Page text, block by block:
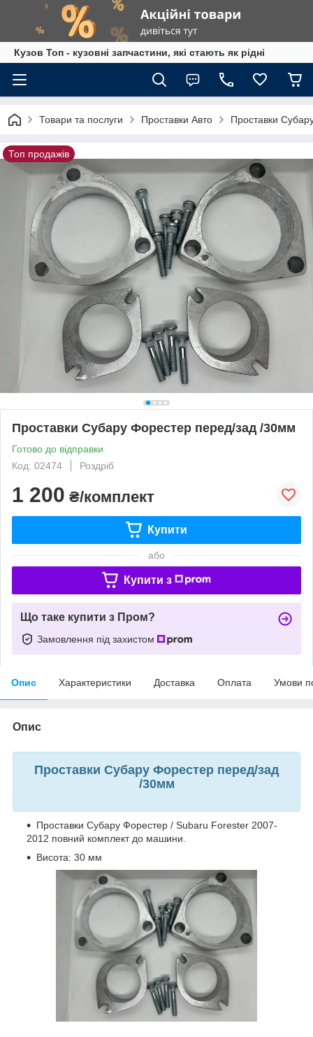
Кузов Топ - кузовні запчастини, які стають як рідні
Товари та послуги Проставки Авто Проставки
Топ продажів
Проставки Субару Форестер перед/зад /30мм
Готово до відправки
Код: 02474
Роздріб
1 200 ₴/комплект
Купити
або
Купити з
Що таке купити з Пром?
Замовлення під захистом
Опис Характеристики Доставка Оплата Умови
Опис
Проставки Субару Форестер перед/зад
/30мм
Проставки Субару Форестер / Subaru Forester 2007-
2012 повний комплект до машини.
Висота: 30 мм